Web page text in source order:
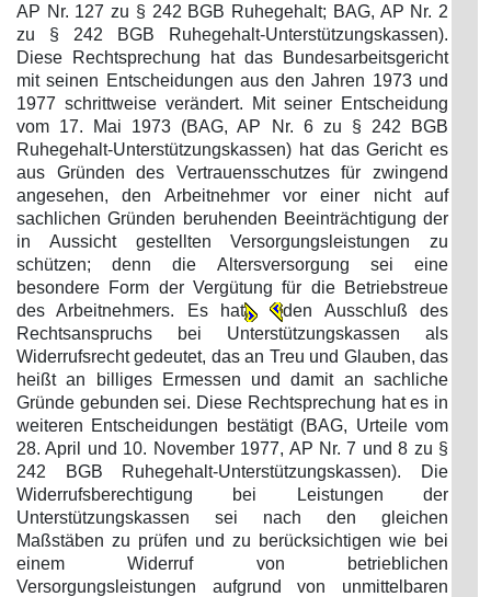
AP Nr. 127 zu § 242 BGB Ruhegehalt; BAG, AP Nr. 2
zu § 242 BGB Ruhegehalt-Unterstützungskassen).
Diese Rechtsprechung hat das Bundesarbeitsgericht
mit seinen Entscheidungen aus den Jahren 1973 und
1977 schrittweise verändert. Mit seiner Entscheidung
vom 17. Mai 1973 (BAG, AP Nr. 6 zu § 242 BGB
Ruhegehalt-Unterstützungskassen) hat das Gericht es
aus Gründen des Vertrauensschutzes für zwingend
angesehen, den Arbeitnehmer vor einer nicht auf
sachlichen Gründen beruhenden Beeinträchtigung der
in Aussicht gestellten Versorgungsleistungen zu
schützen; denn die Altersversorgung sei eine
besondere Form der Vergütung für die Betriebstreue
des Arbeitnehmers. Es hat
den Ausschluß des
Rechtsanspruchs bei Unterstützungskassen als
Widerrufsrecht gedeutet, das an Treu und Glauben, das
heißt an billiges Ermessen und damit an sachliche
Gründe gebunden sei. Diese Rechtsprechung hat es in
weiteren Entscheidungen bestätigt (BAG, Urteile vom
28. April und 10. November 1977, AP Nr. 7 und 8 zu §
242 BGB Ruhegehalt-Unterstützungskassen). Die
Widerrufsberechtigung bei Leistungen der
Unterstützungskassen sei nach den gleichen
Maßstäben zu prüfen und zu berücksichtigen wie bei
einem Widerruf von betrieblichen
Versorgungsleistungen aufgrund von unmittelbaren